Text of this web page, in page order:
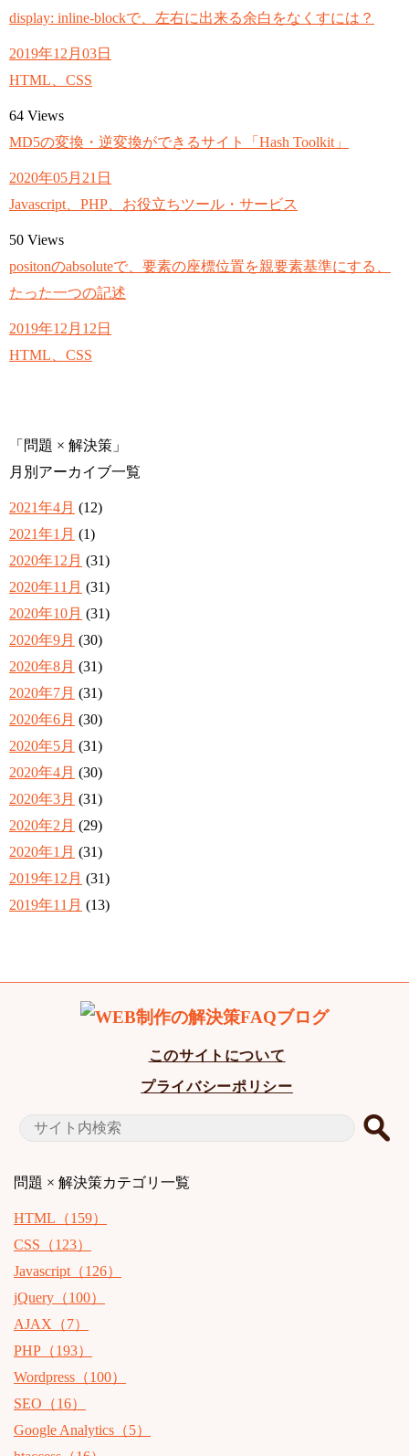
display: inline-blockで、左右に出来る余白をなくすには？
2019年12月03日
HTML、CSS
64 Views
MD5の変換・逆変換ができるサイト「Hash Toolkit」
2020年05月21日
Javascript、PHP、お役立ちツール・サービス
50 Views
positonのabsoluteで、要素の座標位置を親要素基準にする、
たった一つの記述
2019年12月12日
HTML、CSS
「問題 × 解決策」
月別アーカイブ一覧
2021年4月 (12)
2021年1月 (1)
2020年12月 (31)
2020年11月 (31)
2020年10月 (31)
2020年9月 (30)
2020年8月 (31)
2020年7月 (31)
2020年6月 (30)
2020年5月 (31)
2020年4月 (30)
2020年3月 (31)
2020年2月 (29)
2020年1月 (31)
2019年12月 (31)
2019年11月 (13)
このサイトについて
プライバシーポリシー
問題 × 解決策カテゴリ一覧
HTML（159）
CSS（123）
Javascript（126）
jQuery（100）
AJAX（7）
PHP（193）
Wordpress（100）
SEO（16）
Google Analytics（5）